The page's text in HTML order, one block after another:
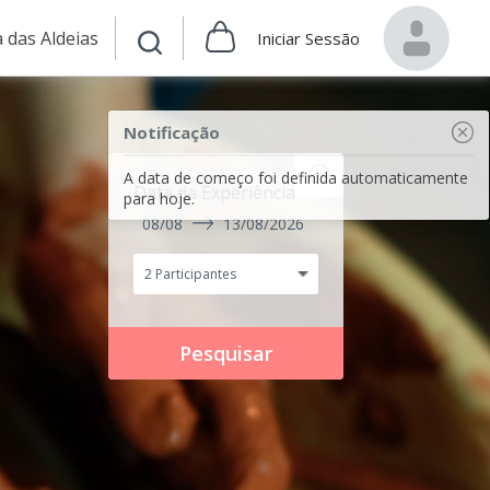
das Aldeias Iniciar Sessão
Notificação
A data de começo foi definida automaticamente
para hoje.
Data da Experiência
08/08 13/08/2026